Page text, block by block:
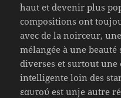
haut et devenir plus
compositions ont
avec de la noirceur,
mélangée à une
diverses et surtout
intelligente loin des
εαυτού est unje autre